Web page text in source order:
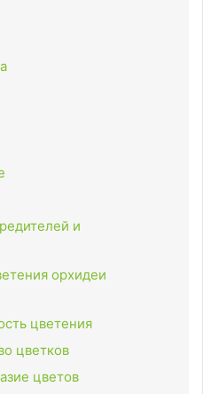
и
орхидеи
цветения
цветков
цветов